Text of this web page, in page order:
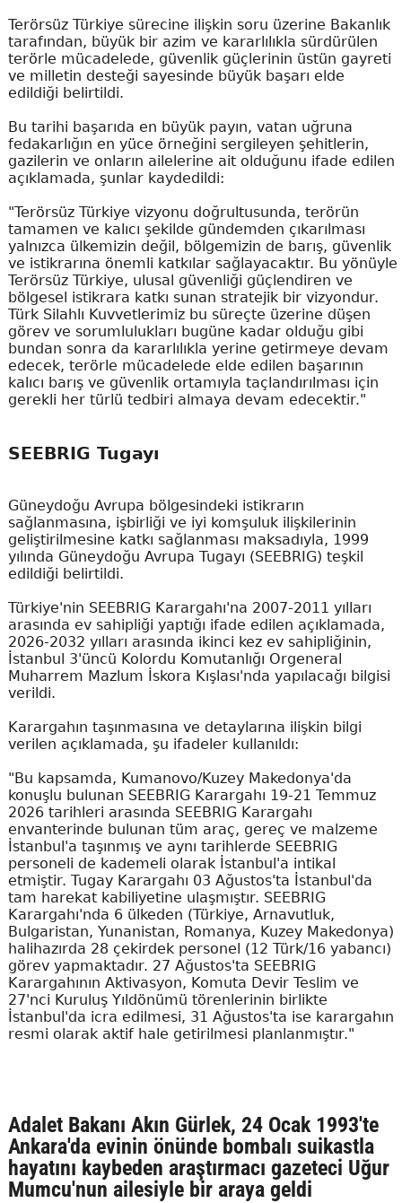
Terörsüz Türkiye sürecine ilişkin soru üzerine Bakanlık
tarafından, büyük bir azim ve kararlılıkla sürdürülen
terörle mücadelede, güvenlik güçlerinin üstün gayreti
ve milletin desteği sayesinde büyük başarı elde
edildiği belirtildi.
Bu tarihi başarıda en büyük payın, vatan uğruna
fedakarlığın en yüce örneğini sergileyen şehitlerin,
gazilerin ve onların ailelerine ait olduğunu ifade edilen
açıklamada, şunlar kaydedildi:
"Terörsüz Türkiye vizyonu doğrultusunda, terörün
tamamen ve kalıcı şekilde gündemden çıkarılması
yalnızca ülkemizin değil, bölgemizin de barış, güvenlik
ve istikrarına önemli katkılar sağlayacaktır. Bu yönüyle
Terörsüz Türkiye, ulusal güvenliği güçlendiren ve
bölgesel istikrara katkı sunan stratejik bir vizyondur.
Türk Silahlı Kuvvetlerimiz bu süreçte üzerine düşen
görev ve sorumlulukları bugüne kadar olduğu gibi
bundan sonra da kararlılıkla yerine getirmeye devam
edecek, terörle mücadelede elde edilen başarının
kalıcı barış ve güvenlik ortamıyla taçlandırılması için
gerekli her türlü tedbiri almaya devam edecektir."
SEEBRIG Tugayı
Güneydoğu Avrupa bölgesindeki istikrarın
sağlanmasına, işbirliği ve iyi komşuluk ilişkilerinin
geliştirilmesine katkı sağlanması maksadıyla, 1999
yılında Güneydoğu Avrupa Tugayı (SEEBRIG) teşkil
edildiği belirtildi.
Türkiye'nin SEEBRIG Karargahı'na 2007-2011 yılları
arasında ev sahipliği yaptığı ifade edilen açıklamada,
2026-2032 yılları arasında ikinci kez ev sahipliğinin,
İstanbul 3'üncü Kolordu Komutanlığı Orgeneral
Muharrem Mazlum İskora Kışlası'nda yapılacağı bilgisi
verildi.
Karargahın taşınmasına ve detaylarına ilişkin bilgi
verilen açıklamada, şu ifadeler kullanıldı:
"Bu kapsamda, Kumanovo/Kuzey Makedonya'da
konuşlu bulunan SEEBRIG Karargahı 19-21 Temmuz
2026 tarihleri arasında SEEBRIG Karargahı
envanterinde bulunan tüm araç, gereç ve malzeme
İstanbul'a taşınmış ve aynı tarihlerde SEEBRIG
personeli de kademeli olarak İstanbul'a intikal
etmiştir. Tugay Karargahı 03 Ağustos'ta İstanbul'da
tam harekat kabiliyetine ulaşmıştır. SEEBRIG
Karargahı'nda 6 ülkeden (Türkiye, Arnavutluk,
Bulgaristan, Yunanistan, Romanya, Kuzey Makedonya)
halihazırda 28 çekirdek personel (12 Türk/16 yabancı)
görev yapmaktadır. 27 Ağustos'ta SEEBRIG
Karargahının Aktivasyon, Komuta Devir Teslim ve
27'nci Kuruluş Yıldönümü törenlerinin birlikte
İstanbul'da icra edilmesi, 31 Ağustos'ta ise karargahın
resmi olarak aktif hale getirilmesi planlanmıştır."
Adalet Bakanı Akın Gürlek, 24 Ocak 1993'te
Ankara'da evinin önünde bombalı suikastla
hayatını kaybeden araştırmacı gazeteci Uğur
Mumcu'nun ailesiyle bir araya geldi